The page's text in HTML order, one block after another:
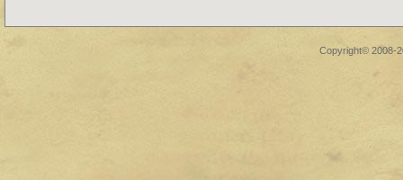
Copyright© 2008-